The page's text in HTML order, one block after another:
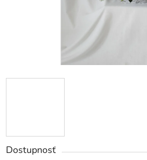
Dostupnosť